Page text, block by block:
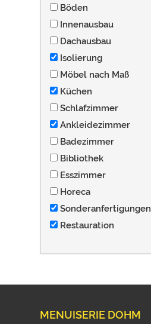
Böden
Innenausbau
Dachausbau
Isolierung
Möbel nach Maß
Küchen
Schlafzimmer
Ankleidezimmer
Badezimmer
Bibliothek
Esszimmer
Horeca
Sonderanfertigungen
Restauration
MENUISERIE DOHM